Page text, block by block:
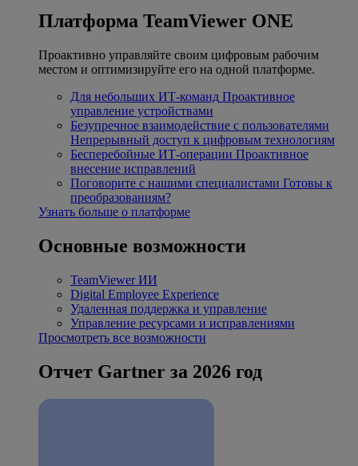
Платформа TeamViewer ONE
Проактивно управляйте своим цифровым рабочим
местом и оптимизируйте его на одной платформе.
Для небольших ИТ-команд Проактивное
управление устройствами
Безупречное взаимодействие с пользователями
Непрерывный доступ к цифровым технологиям
Бесперебойные ИТ-операции Проактивное
внесение исправлений
Поговорите с нашими специалистами Готовы к
преобразованиям?
Узнать больше о платформе
Основные возможности
TeamViewer ИИ
Digital Employee Experience
Удаленная поддержка и управление
Управление ресурсами и исправлениями
Просмотреть все возможности
Отчет Gartner за 2026 год